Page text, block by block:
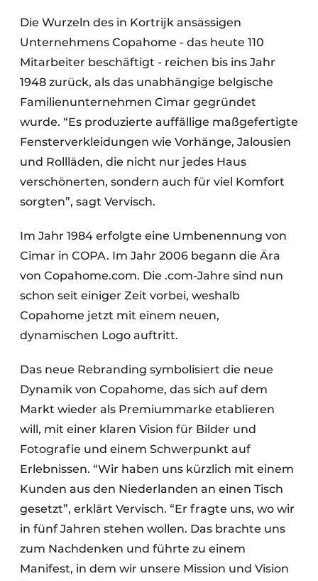
Die Wurzeln des in Kortrijk ansässigen
Unternehmens Copahome - das heute 110
Mitarbeiter beschäftigt - reichen bis ins Jahr
1948 zurück, als das unabhängige belgische
Familienunternehmen Cimar gegründet
wurde. “Es produzierte auffällige maßgefertigte
Fensterverkleidungen wie Vorhänge, Jalousien
und Rollläden, die nicht nur jedes Haus
verschönerten, sondern auch für viel Komfort
sorgten”, sagt Vervisch.
Im Jahr 1984 erfolgte eine Umbenennung von
Cimar in COPA. Im Jahr 2006 begann die Ära
von Copahome.com. Die .com-Jahre sind nun
schon seit einiger Zeit vorbei, weshalb
Copahome jetzt mit einem neuen,
dynamischen Logo auftritt.
Das neue Rebranding symbolisiert die neue
Dynamik von Copahome, das sich auf dem
Markt wieder als Premiummarke etablieren
will, mit einer klaren Vision für Bilder und
Fotografie und einem Schwerpunkt auf
Erlebnissen. “Wir haben uns kürzlich mit einem
Kunden aus den Niederlanden an einen Tisch
gesetzt”, erklärt Vervisch. “Er fragte uns, wo wir
in fünf Jahren stehen wollen. Das brachte uns
zum Nachdenken und führte zu einem
Manifest, in dem wir unsere Mission und Vision